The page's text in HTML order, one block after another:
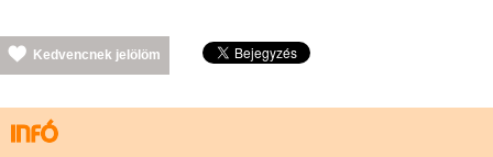
Kedvencnek jelölöm